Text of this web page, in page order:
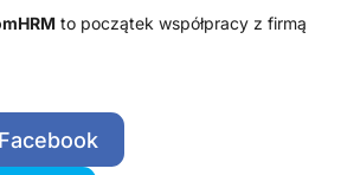
to początek współpracy z firmą